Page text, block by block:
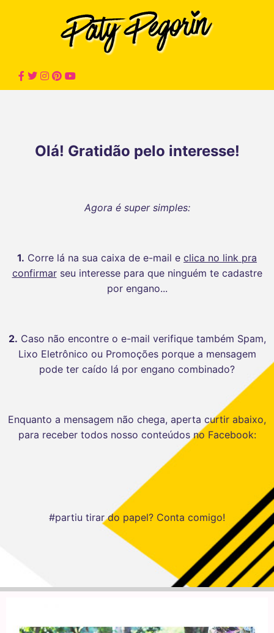
Olá! Gratidão pelo interesse!
Agora é super simples:
1. Corre lá na sua caixa de e-mail e clica no link pra
confirmarseu interesse para que ninguém te cadastre
por engano...
2. Caso não encontre o e-mail verifique também Spam,
Lixo Eletrônico ou Promoções porque a mensagem
pode ter caído lá por engano combinado?
Enquanto a mensagem não chega, aperta curtir abaixo,
para receber todos nosso conteúdos no Facebook:
#partiu tirar do papel? Conta comigo!